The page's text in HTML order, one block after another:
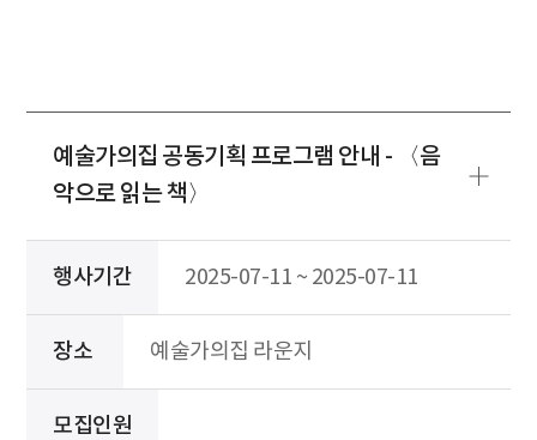
예술가의집 공동기획 프로그램 안내 - 〈음
악으로 읽는 책〉
행사기간 2025-07-11 ~ 2025-07-11
장소 예술가의집 라운지
모집인원